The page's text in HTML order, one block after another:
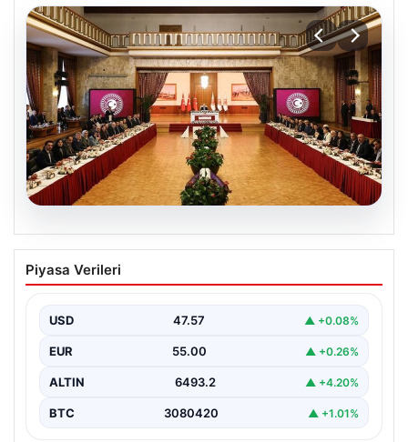
05.08.2026
Çerçeve yasa nedir, neleri kapsıyor?
‘Terörsüz Türkiye’ vizyonu ve yasal
Hukuk ve yasama alanında sıkça karşılaşılan önemli
Piyasa Verileri
USD 47.57 ▲ +0.08%
EUR 55.00 ▲ +0.26%
ALTIN 6493.2 ▲ +4.20%
BTC 3080420 ▲ +1.01%